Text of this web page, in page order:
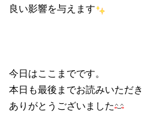
良い影響を与えます
今日はここまでです。
本日も最後までお読みいただき
ありがとうございました